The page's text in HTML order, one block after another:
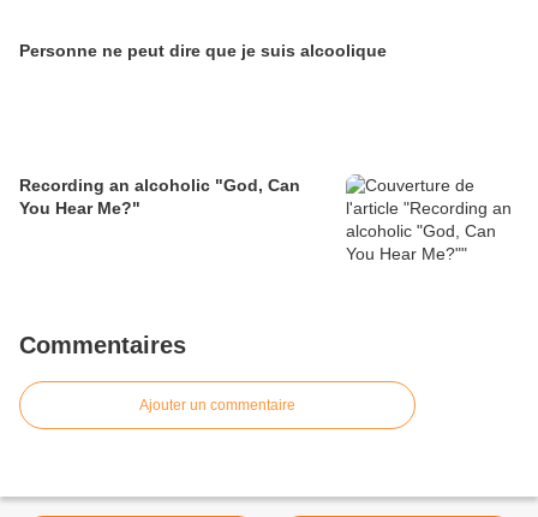
Personne ne peut dire que je suis alcoolique
Recording an alcoholic "God, Can
You Hear Me?"
Commentaires
Ajouter un commentaire